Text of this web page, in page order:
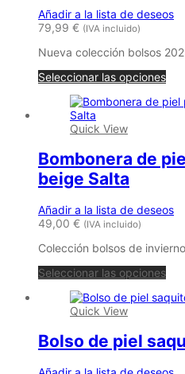
en
Añadir a la lista de deseos
79,99 € (IVA incluido)
Nueva colección bolsos
Seleccionar las opciones
Quick View
Bombonera de
beige Salta
Añadir a la lista de deseos
49,00 € (IVA incluido)
Colección bolsos de
Seleccionar las opciones
Quick View
Bolso de piel